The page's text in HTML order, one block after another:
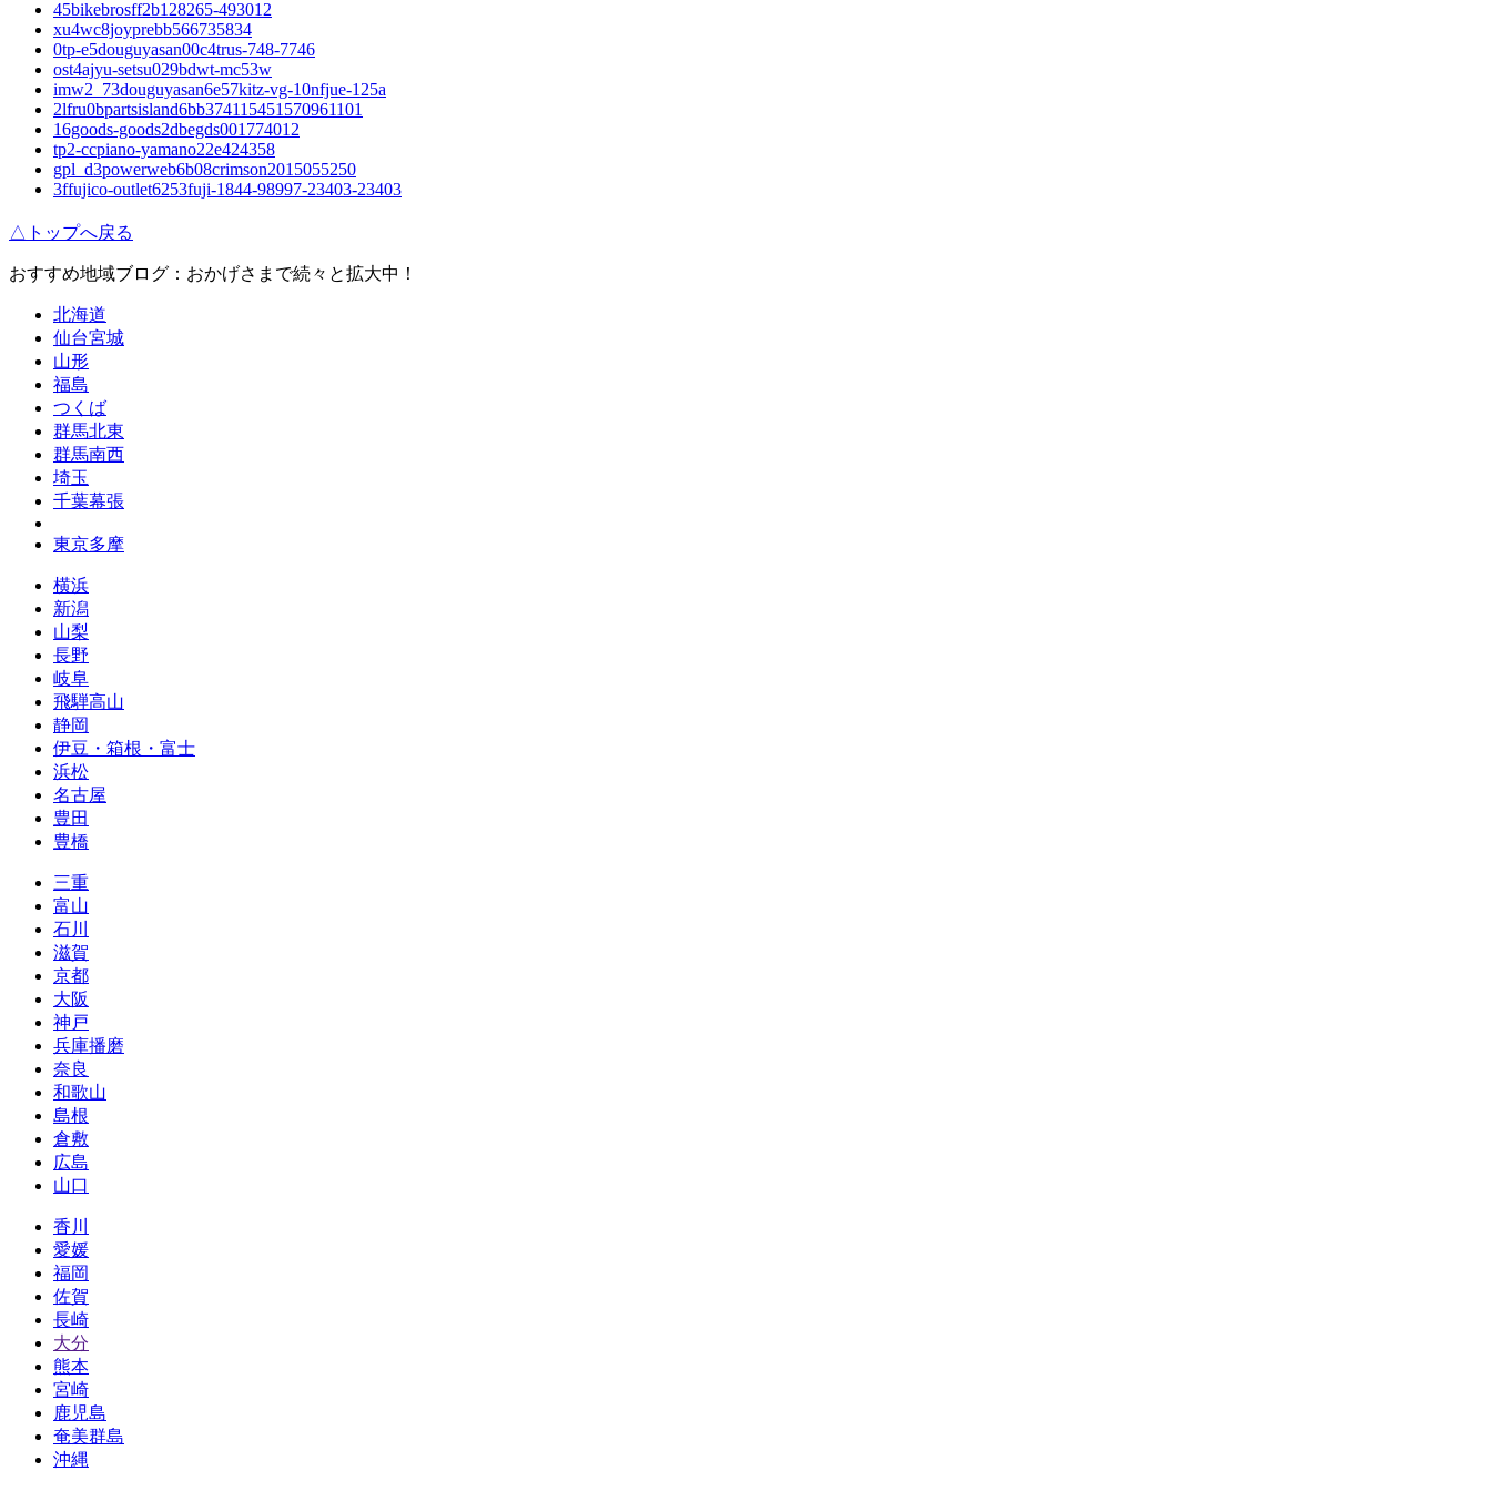
45bikebrosff2b128265-493012
xu4wc8joyprebb566735834
0tp-e5douguyasan00c4trus-748-7746
ost4ajyu-setsu029bdwt-mc53w
imw2_73douguyasan6e57kitz-vg-10nfjue-125a
2lfru0bpartsisland6bb374115451570961101
16goods-goods2dbegds001774012
tp2-ccpiano-yamano22e424358
gpl_d3powerweb6b08crimson2015055250
3ffujico-outlet6253fuji-1844-98997-23403-23403
△トップへ戻る
おすすめ地域ブログ：おかげさまで続々と拡大中！
北海道
仙台宮城
山形
福島
つくば
群馬北東
群馬南西
埼玉
千葉幕張
東京多摩
横浜
新潟
山梨
長野
岐阜
飛騨高山
静岡
伊豆・箱根・富士
浜松
名古屋
豊田
豊橋
三重
富山
石川
滋賀
京都
大阪
神戸
兵庫播磨
奈良
和歌山
島根
倉敷
広島
山口
香川
愛媛
福岡
佐賀
長崎
大分
熊本
宮崎
鹿児島
奄美群島
沖縄